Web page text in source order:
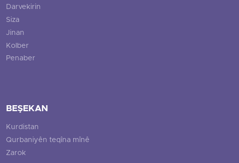
Darvekirin
Siza
Jinan
Kolber
Penaber
BEŞEKAN
Kurdistan
Qurbaniyên teqîna mînê
Zarok